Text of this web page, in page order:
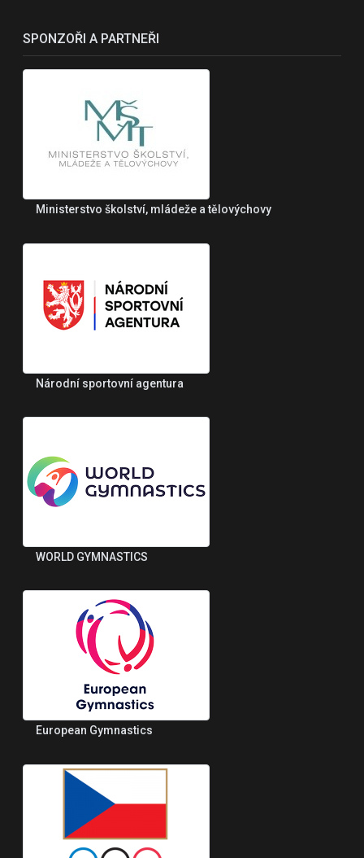
SPONZOŘI A PARTNEŘI
Ministerstvo školství, mládeže a tělovýchovy
Národní sportovní agentura
WORLD GYMNASTICS
European Gymnastics